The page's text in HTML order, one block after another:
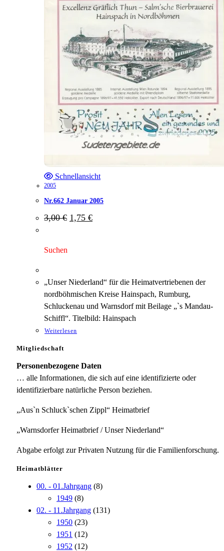
Schnellansicht
2005
Nr.662 Januar 2005
3,00€ Ursprünglicher
Preis
1,75 €Aktueller
Preis
Suchen
„Unser Niederland“ für die Heimatvertriebenen der
nordböhmischen Kreise Hainspach, Rumburg,
Schluckenau und Warnsdorf mit Beilage „`s Mandau-
Schiffl“. Titelbild: Hainspach
Weiterlesen
Mitgliedschaft
Personenbezogene Daten
… alle Informationen, die sich auf eine identifizierte oder
identifizierbare natürliche Person beziehen.
„Aus`n Schluck`schen Zippl“ Heimatbrief
„Warnsdorfer Heimatbrief / Unser Niederland“
Abgabe erfolgt zur Privaten Nutzung für die Familienforschung.
Heimatblätter
00. - 01.Jahrgang (8)
1949 (8)
02. - 11.Jahrgang (131)
1950 (23)
1951 (12)
1952 (12)